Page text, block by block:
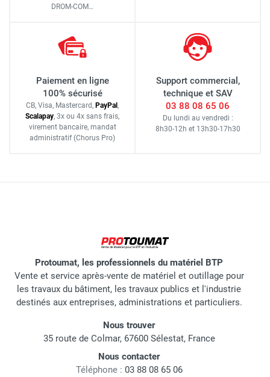
DROM-COM…
Paiement en ligne
100% sécurisé
CB, Visa, Mastercard, PayPal,
Scalapay, 3x ou 4x sans frais,
virement bancaire, mandat
administratif (Chorus Pro)
Support commercial,
technique et SAV
03 88 08 65 06
Du lundi au vendredi :
8h30-12h et 13h30-17h30
Protoumat, les professionnels du matériel BTP
Vente et service après-vente de matériel et outillage pour
les travaux du bâtiment, les travaux publics et l'industrie
destinés aux entreprises, administrations et particuliers.
Nous trouver
35 route de Colmar, 67600 Sélestat, France
Nous contacter
Téléphone : 03 88 08 65 06